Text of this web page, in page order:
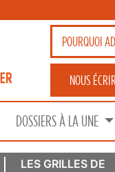
POURQUOI
NOUS
DOSSIERS À LA UNE
LES GRILLES DE